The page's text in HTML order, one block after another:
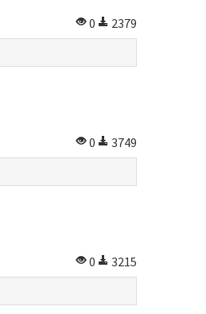
0
2379
0
3749
0
3215